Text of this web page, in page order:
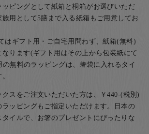
ッピングとして紙箱と桐箱がお選びいただ
用として5膳まで入る紙箱もご用意してお
はギフト用・ご自宅用問わず、紙箱(無料)
ります(ギフト用はその上から包装紙にて
無料のラッピングは、箸袋に入れるタイ
スをご注文いただいた方は、￥440-(税別)
ラッピングもご指定いただけます。日本の
イルで、お箸のプレゼントにぴったりな